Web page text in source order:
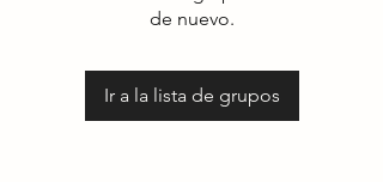
de nuevo.
Ir a la lista de grupos